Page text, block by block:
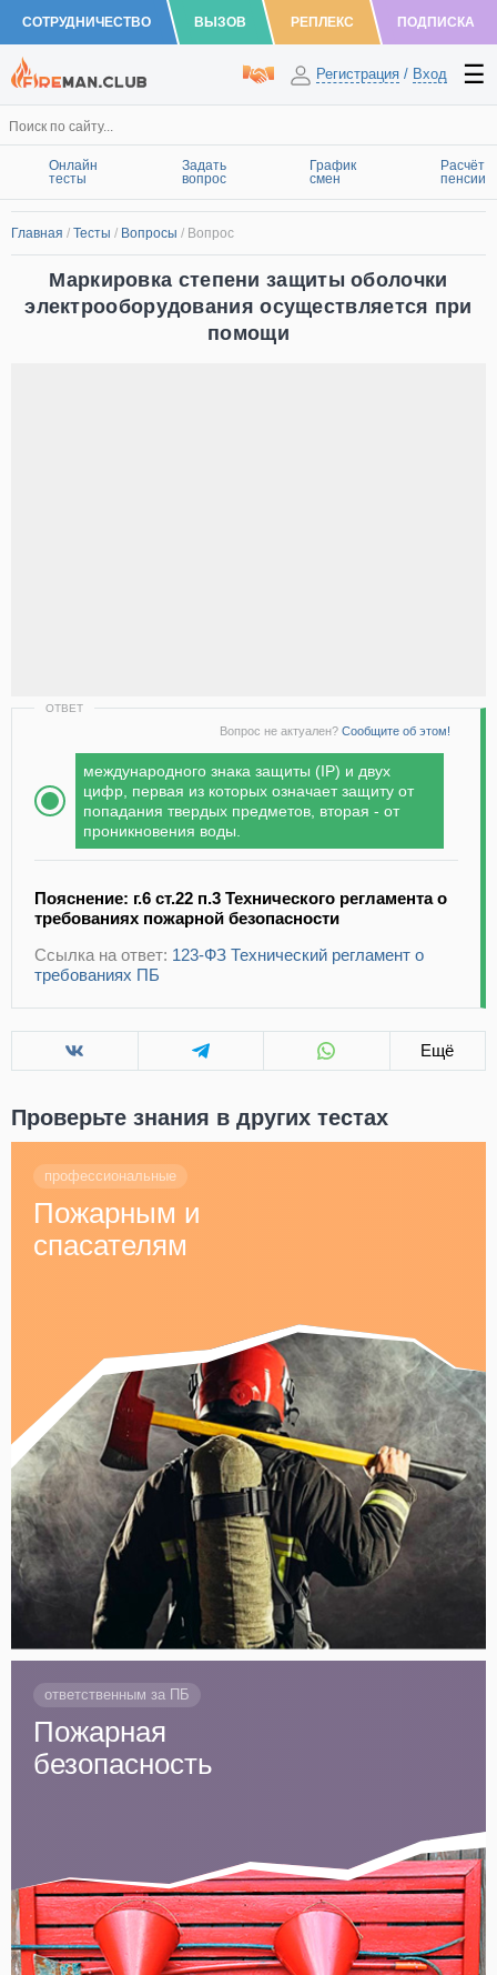
СОТРУДНИЧЕСТВО ВЫЗОВ РЕПЛЕКС ПОДПИСКА
Регистрация / Вход
Онлайн
тесты
Задать
вопрос
График
смен
Расчёт
пенсии
Главная / Тесты / Вопросы / Вопрос
Маркировка степени защиты оболочки
электрооборудования осуществляется при
помощи
ОТВЕТ
Вопрос не актуален? Сообщите об этом!
международного знака защиты (IP) и двух
цифр, первая из которых означает защиту от
попадания твердых предметов, вторая - от
проникновения воды.
Пояснение: г.6 ст.22 п.3 Технического регламента о
требованиях пожарной безопасности
Ссылка на ответ: 123-ФЗ Технический регламент о
требованиях ПБ
Ещё
Проверьте знания в других тестах
профессиональные
Пожарным и
спасателям
ответственным за ПБ
Пожарная
безопасность